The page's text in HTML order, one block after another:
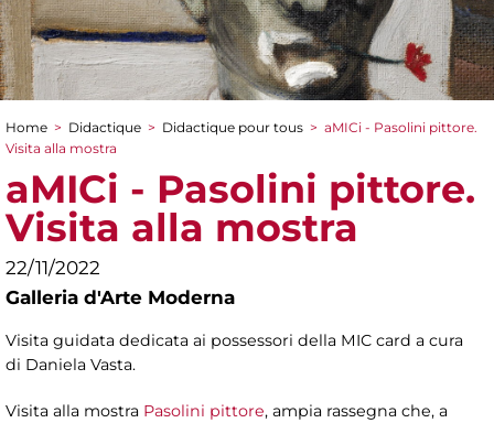
You are here
Home > Didactique > Didactique pour tous > aMICi - Pasolini pittore.
Visita alla mostra
aMICi - Pasolini pittore.
Visita alla mostra
22/11/2022
Galleria d'Arte Moderna
Visita guidata dedicata ai possessori della MIC card a cura
di Daniela Vasta.
Visita alla mostra Pasolini pittore, ampia rassegna che, a